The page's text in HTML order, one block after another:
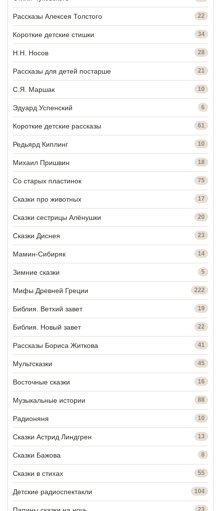
Рассказы Алексея Толстого 22
Короткие детские стишки 34
Н.Н. Носов 28
Рассказы для детей постарше 21
С.Я. Маршак 10
Эдуард Успенский 6
Короткие детские рассказы 61
Редьярд Киплинг 10
Михаил Пришвин 18
Со старых пластинок 75
Сказки про животных 17
Сказки сестрицы Алёнушки 20
Сказки Диснея 23
Мамин-Сибиряк 14
Зимние сказки 5
Мифы Древней Греции 222
Библия. Ветхий завет 19
Библия. Новый завет 22
Рассказы Бориса Житкова 41
Мультсказки 45
Восточные сказки 16
Музыкальные истории 88
Радионяня 10
Сказки Астрид Линдгрен 13
Сказки Бажова 8
Сказки в стихах 55
Детские радиоспектакли 104
23